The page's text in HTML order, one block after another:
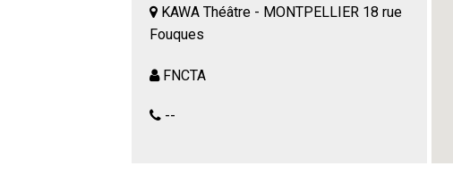
KAWA Théâtre - MONTPELLIER 18 rue
Fouques
FNCTA
--